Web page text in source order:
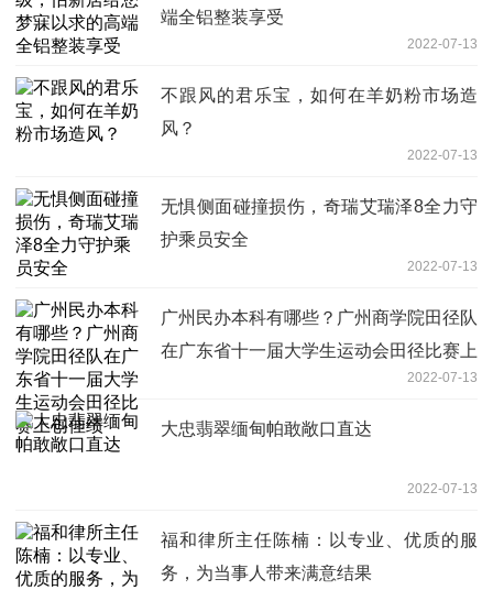
端全铝整装享受
2022-07-13
不跟风的君乐宝，如何在羊奶粉市场造
风？
2022-07-13
无惧侧面碰撞损伤，奇瑞艾瑞泽8全力守
护乘员安全
2022-07-13
广州民办本科有哪些？广州商学院田径队
在广东省十一届大学生运动会田径比赛上
2022-07-13
大忠翡翠缅甸帕敢敞口直达
2022-07-13
福和律所主任陈楠：以专业、优质的服
务，为当事人带来满意结果